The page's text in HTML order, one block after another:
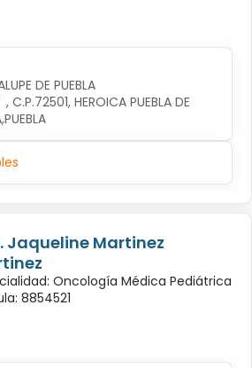
DE PUEBLA
, C.P.72501, HEROICA PUEBLA DE
Jaqueline Martinez
Oncología Médica Pediátrica
8854521